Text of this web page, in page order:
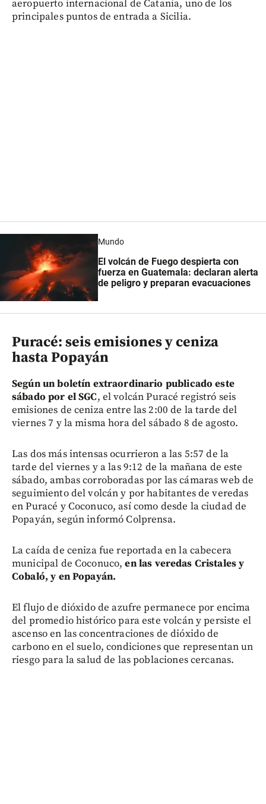
aeropuerto internacional de Catania, uno de los
principales puntos de entrada a Sicilia.
Mundo
El volcán de Fuego despierta con
fuerza en Guatemala: declaran alerta
de peligro y preparan evacuaciones
Puracé: seis emisiones y ceniza
hasta Popayán
Según un boletín extraordinario publicado este
sábado por el SGC, el volcán Puracé registró seis
emisiones de ceniza entre las 2:00 de la tarde del
viernes 7 y la misma hora del sábado 8 de agosto.
Las dos más intensas ocurrieron a las 5:57 de la
tarde del viernes y a las 9:12 de la mañana de este
sábado, ambas corroboradas por las cámaras web de
seguimiento del volcán y por habitantes de veredas
en Puracé y Coconuco, así como desde la ciudad de
Popayán, según informó Colprensa.
La caída de ceniza fue reportada en la cabecera
municipal de Coconuco,en las veredas Cristales y
Cobaló, y en Popayán.
El flujo de dióxido de azufre permanece por encima
del promedio histórico para este volcán y persiste el
ascenso en las concentraciones de dióxido de
carbono en el suelo, condiciones que representan un
riesgo para la salud de las poblaciones cercanas.